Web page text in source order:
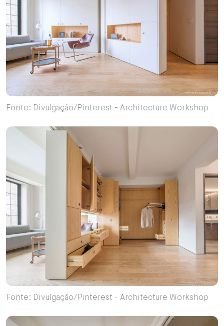
Fonte: Divulgação/Pinterest - Architecture Workshop
Fonte: Divulgação/Pinterest - Architecture Workshop